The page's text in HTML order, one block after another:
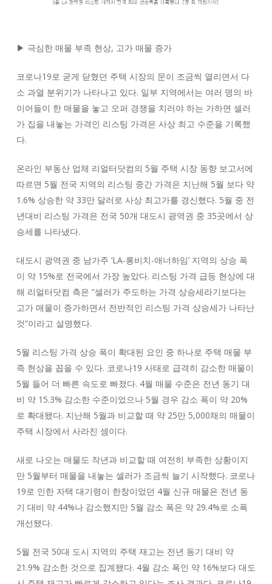
▶ 극심한 매물 부족 현상, 고가 매물 증가
코로나19로 굳게 닫혔던 주택 시장의 문이 조금씩 열리면서 다
소 과열 분위기가 나타나고 있다. 일부 지역에서는 여러 명의 바
이어들이 한 매물을 놓고 오퍼 경쟁을 치러야 하는 가하면 셀러
가 집을 내놓는 가격인 리스팅 가격은 사상 최고 수준을 기록했
다.
온라인 부동산 업체 리얼터닷컴의 5월 주택 시장 동향 보고서에
따르면 5월 전국 지역의 리스팅 중간 가격은 지난해 5월 보다 약
1.6% 상승한 약 33만 달러로 사상 최고가를 경신했다. 5월 중 전
년대비 리스팅 가격은 전국 50개 대도시 광역권 중 35곳에서 상
승세를 나타냈다.
대도시 광역권 중 남가주 ‘LA-롱비치-애너하임’ 지역의 상승 폭
이 약 15%로 전국에서 가장 높았다. 리스팅 가격 급등 현상에 대
해 리얼터닷컴 측은 “셀러가 주도하는 가격 상승세라기보다는
고가 매물이 증가하면서 전반적인 리스팅 가격 상승세가 나타난
것”이라고 설명했다.
5월 리스팅 가격 상승 폭이 확대된 요인 중 하나로 주택 매물 부
족 현상을 꼽을 수 있다. 코로나19 사태로 급격히 감소한 매물이
5월 들어 더 빠른 속도로 빠졌다. 4월 매물 수준은 전년 동기 대
비 약 15.3% 감소한 수준이었으나 5월 경우 감소 폭이 약 20%
로 확대됐다. 지난해 5월과 비교할 때 약 25만 5,000채의 매물이
주택 시장에서 사라진 셈이다.
새로 나오는 매물도 작년과 비교할 때 여전히 부족한 상황이지
만 5월부터 매물을 내놓는 셀러가 조금씩 늘기 시작했다. 코로나
19로 인한 자택 대기령이 한창이었던 4월 신규 매물은 전년 동
기 대비 약 44%나 감소했지만 5월 감소 폭은 약 29.4%로 소폭
개선됐다.
5월 전국 50대 도시 지역의 주택 재고는 전년 동기 대비 약
21.9% 감소한 것으로 집계됐다. 4월 감소 폭인 약 16%보다 대도